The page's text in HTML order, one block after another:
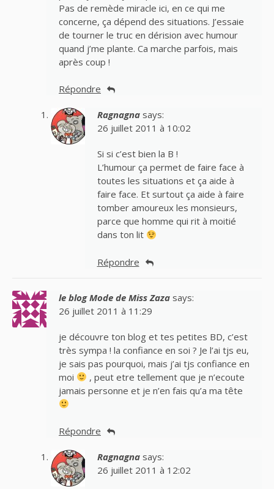
Pas de remède miracle ici, en ce qui me
concerne, ça dépend des situations. J’essaie
de tourner le truc en dérision avec humour
quand j’me plante. Ca marche parfois, mais
après coup !
Répondre
Ragnagna says:
26 juillet 2011 à 10:02
Si si c’est bien la B !
L’humour ça permet de faire face à
toutes les situations et ça aide à
faire face. Et surtout ça aide à faire
tomber amoureux les monsieurs,
parce que homme qui rit à moitié
dans ton lit
Répondre
le blog Mode de Miss Zaza says:
26 juillet 2011 à 11:29
je découvre ton blog et tes petites BD, c’est
très sympa ! la confiance en soi ? Je l’ai tjs eu,
je sais pas pourquoi, mais j’ai tjs confiance en
moi
, peut etre tellement que je n’ecoute
jamais personne et je n’en fais qu’a ma tête
Répondre
Ragnagna says:
26 juillet 2011 à 12:02